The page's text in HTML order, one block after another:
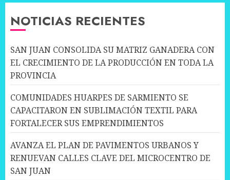
NOTICIAS RECIENTES
SAN JUAN CONSOLIDA SU MATRIZ GANADERA CON
EL CRECIMIENTO DE LA PRODUCCIÓN EN TODA LA
PROVINCIA
COMUNIDADES HUARPES DE SARMIENTO SE
CAPACITARON EN SUBLIMACIÓN TEXTIL PARA
FORTALECER SUS EMPRENDIMIENTOS
AVANZA EL PLAN DE PAVIMENTOS URBANOS Y
RENUEVAN CALLES CLAVE DEL MICROCENTRO DE
SAN JUAN